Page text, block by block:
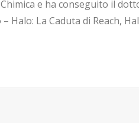
e ha conseguito il
La Caduta di Reach,